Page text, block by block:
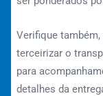
Verifique
terceirizar o
para
detalhes da